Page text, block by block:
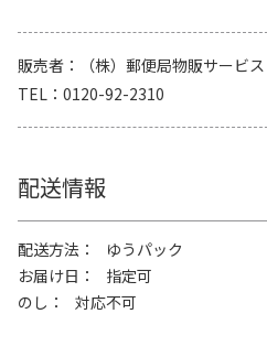
販売者
（株）郵便局物販サービス
TEL
0120-92-2310
配送情報
配送方法
ゆうパック
お届け日
指定可
のし
対応不可